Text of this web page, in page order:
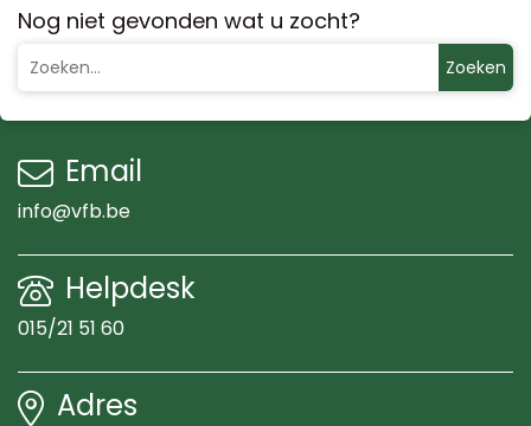
Nog niet gevonden wat u zocht?
Zoeken
Email
info@vfb.be
Helpdesk
015/21 51 60
Adres